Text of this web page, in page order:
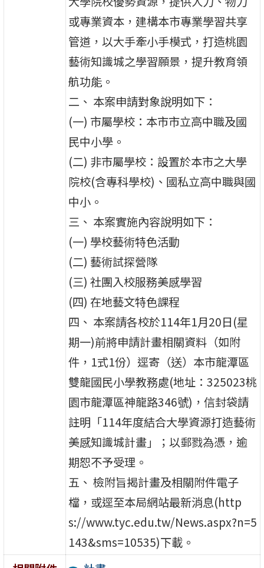
或專業資本，建構本市專業學習共享
管道，以大手牽小手模式，打造桃園
藝術知識城之學習願景，提升教育領
航功能。
二、 本案申請對象說明如下：
(一) 市屬學校：本市市立高中職及國
民中小學。
(二) 非市屬學校：設置於本市之大學
院校(含專科學校)、國私立高中職與國
中小。
三、 本案實施內容說明如下：
(一) 學校藝術特色活動
(二) 藝術試探營隊
(三) 社團入校服務美感學習
(四) 在地藝文特色課程
四、 本案請各校於114年1月20日(星
期一)前將申請計畫相關資料（如附
件，1式1份）逕寄（送）本市龍潭區
雙龍國民小學教務處(地址：325023桃
園市龍潭區神龍路346號)，信封袋請
註明「114年度結合大學資源打造藝術
美感知識城計畫」；以郵戮為憑，逾
期恕不予受理。
五、 檢附旨揭計畫及相關附件電子
檔，或逕至本局網站最新消息(http
s://www.tyc.edu.tw/News.aspx?n=5
143&sms=10535)下載。